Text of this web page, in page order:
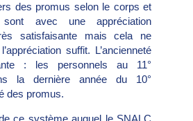
des promus selon le corps et
sont avec une appréciation
satisfaisante mais cela ne
suffit. L’ancienneté
: les personnels au 11°
la dernière année du 10°
des promus.
ce système auquel le SNALC